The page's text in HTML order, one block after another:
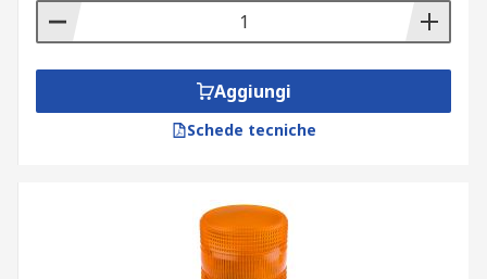
Aggiungi
Schede tecniche